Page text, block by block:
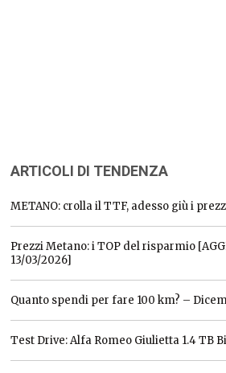
ARTICOLI DI TENDENZA
METANO: crolla il TTF, adesso giù i
Prezzi Metano: i TOP del risparmio
13/03/2026]
Quanto spendi per fare 100 km? –
Test Drive: Alfa Romeo Giulietta 1.4 TB